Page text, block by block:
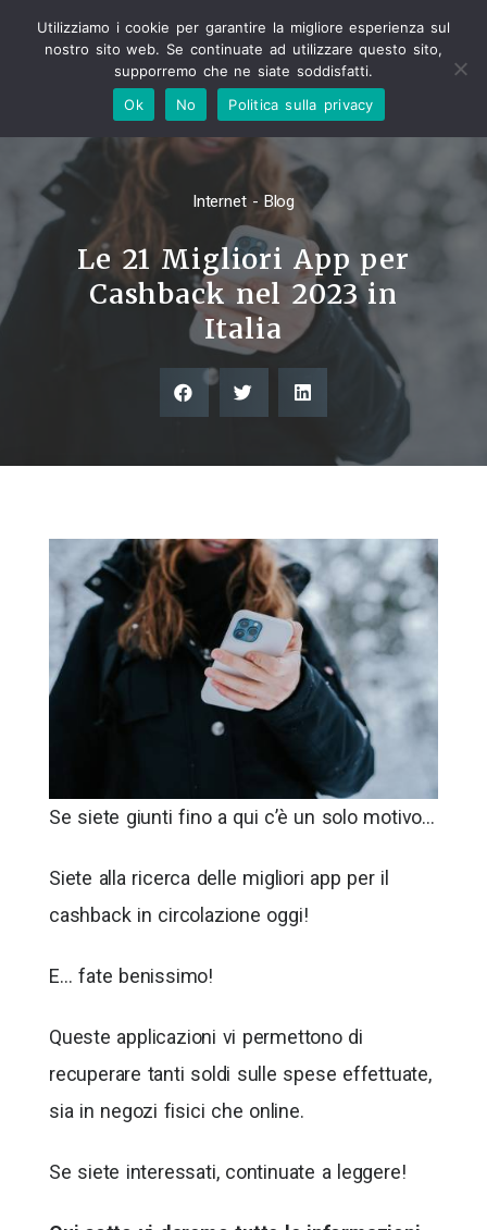
Internet - Blog
Le 21 Migliori App per
Cashback nel 2023 in
Italia
Se siete giunti fino a qui c’è un solo motivo…
Siete alla ricerca delle migliori app per il
cashback in circolazione oggi!
E… fate benissimo!
Queste applicazioni vi permettono di
recuperare tanti soldi sulle spese effettuate,
sia in negozi fisici che online.
Se siete interessati, continuate a leggere!
Utilizziamo i cookie per garantire la migliore esperienza sul
nostro sito web. Se continuate ad utilizzare questo sito,
supporremo che ne siate soddisfatti.
Ok
No Politica sulla privacy